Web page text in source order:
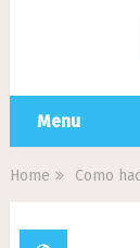
Menu
Home Como